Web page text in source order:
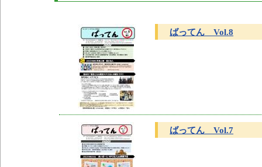
ばってん Vol.8
ばってん Vol.7